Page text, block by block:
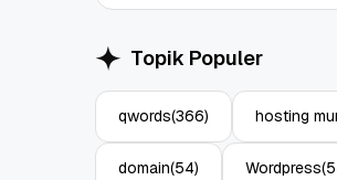
4
Topik Populer
qwords(366) hosting
domain(54) Wordpress